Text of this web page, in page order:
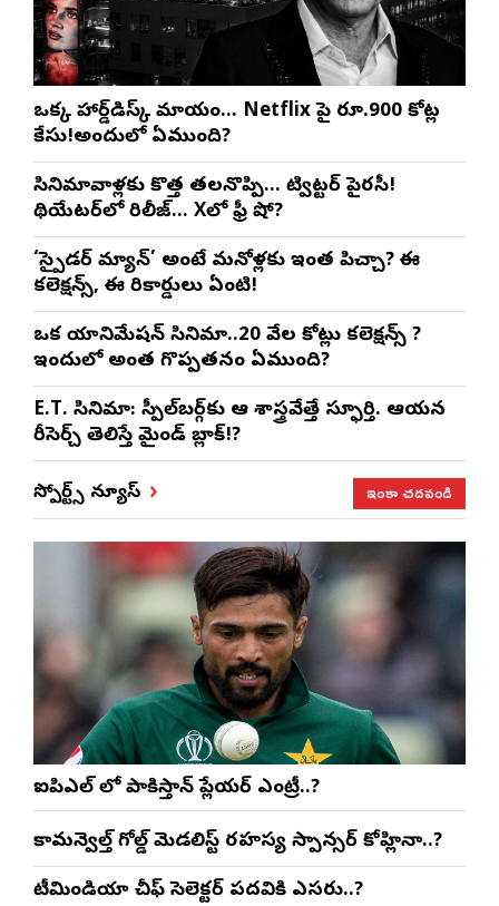
ఒక్క హార్డ్‌డిస్క్ మాయం… Netflix పై రూ.900 కోట్ల
కేసు!అందులో ఏముంది?
సినిమావాళ్లకు కొత్త తలనొప్పి… ట్విట్టర్ పైరసీ!
థియేటర్‌లో రిలీజ్… Xలో ఫ్రీ షో?
‘స్పైడర్ మ్యాన్’ అంటే మనోళ్లకు ఇంత పిచ్చా? ఈ
కలెక్షన్స్, ఈ రికార్డులు ఏంటి!
ఒక యానిమేషన్ సినిమా..20 వేల కోట్లు కలెక్షన్స్ ?
ఇందులో అంత గొప్పతనం ఏముంది?
E.T. సినిమా: స్పీల్‌బర్గ్‌కు ఆ శాస్త్రవేత్తే స్ఫూర్తి. ఆయన
రీసెర్చ్ తెలిస్తే మైండ్ బ్లాక్!?
స్పోర్ట్స్ న్యూస్ ఇంకా చదవండి
ఐపిఎల్ లో పాకిస్తాన్ ప్లేయర్ ఎంట్రీ..?
కామన్వెల్త్ గోల్డ్ మెడలిస్ట్ రహస్య స్పాన్సర్ కోహ్లినా..?
టీమిండియా చీఫ్ సెలెక్టర్ పదవికి ఎసరు..?